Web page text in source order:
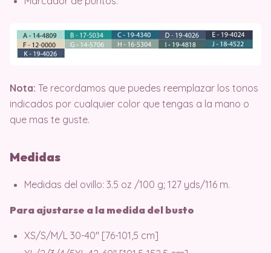
Nota: Te recordamos que puedes reemplazar los tonos
indicados por cualquier color que tengas a la mano o
que mas te guste.
Medidas
Medidas del ovillo: 3.5 oz /100 g; 127 yds/116 m.
Para ajustarse a la medida del busto
XS/S/M/L 30-40″ [76-101,5 cm]